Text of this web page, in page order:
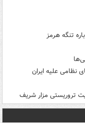
تنگه هرمز
نظامی علیه ایران
تروریستی مزار شریف